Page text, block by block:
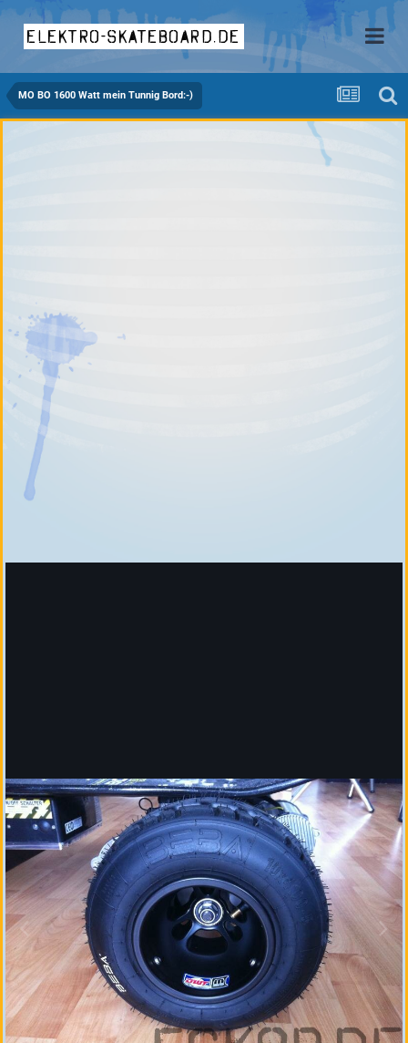
elektro-skateboard.de
MO BO 1600 Watt mein Tunnig Bord:-)